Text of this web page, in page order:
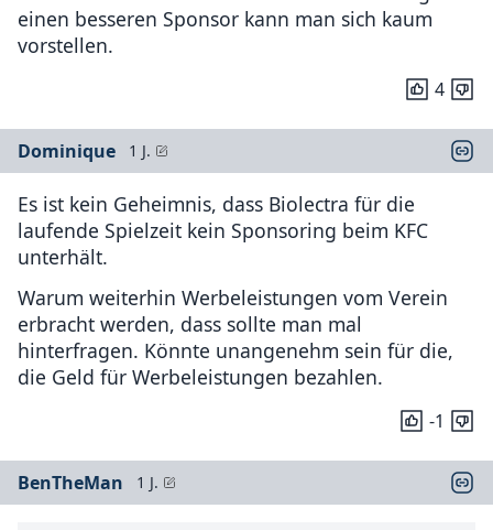
einen besseren Sponsor kann man sich kaum
vorstellen.
4
Dominique 1 J.
Es ist kein Geheimnis, dass Biolectra für die
laufende Spielzeit kein Sponsoring beim KFC
unterhält.
Warum weiterhin Werbeleistungen vom Verein
erbracht werden, dass sollte man mal
hinterfragen. Könnte unangenehm sein für die,
die Geld für Werbeleistungen bezahlen.
-1
BenTheMan 1 J.